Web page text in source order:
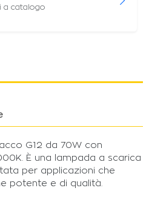
a catalogo
G12 da 70W con
È una lampada a scarica
per applicazioni che
potente e di qualità.